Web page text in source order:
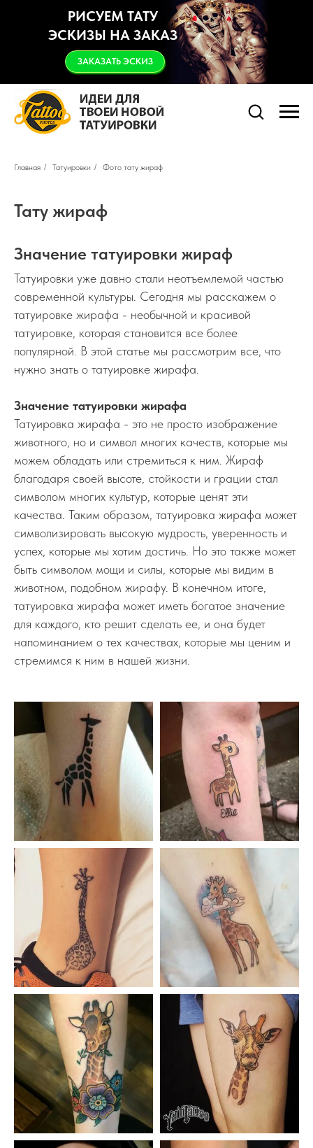
РИСУЕМ ТАТУ
ЭСКИЗЫ НА ЗАКАЗ
ЗАКАЗАТЬ ЭСКИЗ
Главная / Татуировки / Фото тату жираф
Тату жираф
Значение татуировки жираф
Татуировки уже давно стали неотъемлемой частью
современной культуры. Сегодня мы расскажем о
татуировке жирафа - необычной и красивой
татуировке, которая становится все более
популярной. В этой статье мы рассмотрим все, что
нужно знать о татуировке жирафа.
Значение татуировки жирафа
Татуировка жирафа - это не просто изображение
животного, но и символ многих качеств, которые мы
можем обладать или стремиться к ним. Жираф
благодаря своей высоте, стойкости и грации стал
символом многих культур, которые ценят эти
качества. Таким образом, татуировка жирафа может
символизировать высокую мудрость, уверенность и
успех, которые мы хотим достичь. Но это также может
быть символом мощи и силы, которые мы видим в
животном, подобном жирафу. В конечном итоге,
татуировка жирафа может иметь богатое значение
для каждого, кто решит сделать ее, и она будет
напоминанием о тех качествах, которые мы ценим и
стремимся к ним в нашей жизни.